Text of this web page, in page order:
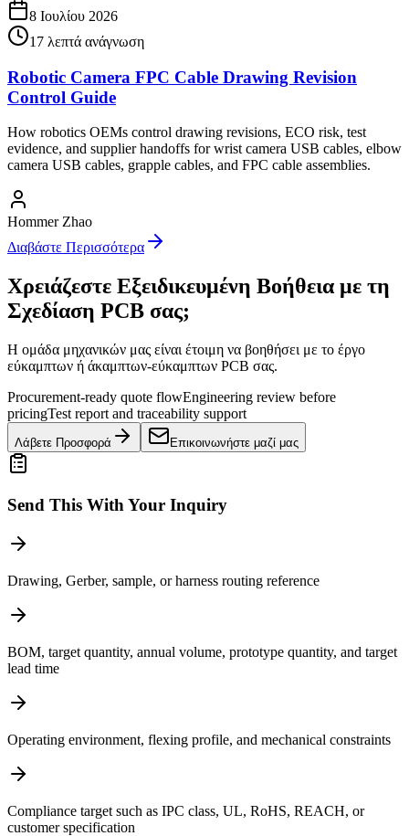
8 Ιουλίου 2026
17 λεπτά ανάγνωση
Robotic Camera FPC Cable Drawing Revision
Control Guide
How robotics OEMs control drawing revisions, ECO risk, test
evidence, and supplier handoffs for wrist camera USB cables, elbow
camera USB cables, grapple cables, and FPC cable assemblies.
Hommer Zhao
Διαβάστε Περισσότερα
Χρειάζεστε Εξειδικευμένη Βοήθεια με τη
Σχεδίαση PCB σας;
Η ομάδα μηχανικών μας είναι έτοιμη να βοηθήσει με το έργο
εύκαμπτων ή άκαμπτων-εύκαμπτων PCB σας.
Procurement-ready quote flowEngineering review before
pricingTest report and traceability support
Λάβετε Προσφορά Επικοινωνήστε μαζί μας
Send This With Your Inquiry
Drawing, Gerber, sample, or harness routing reference
BOM, target quantity, annual volume, prototype quantity, and target
lead time
Operating environment, flexing profile, and mechanical constraints
Compliance target such as IPC class, UL, RoHS, REACH, or
customer specification